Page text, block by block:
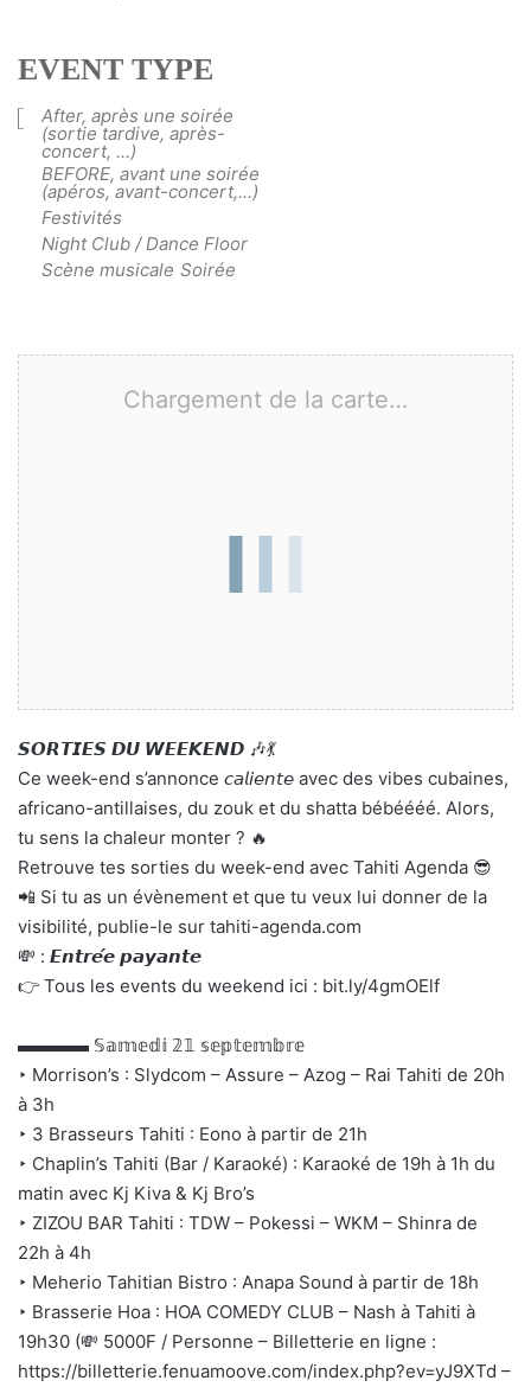
EVENT TYPE
After, après une soirée
(sortie tardive, après-
concert, ...)
BEFORE, avant une soirée
(apéros, avant-concert,...)
Festivités
Night Club / Dance Floor
Scène musicale Soirée
Chargement de la carte…
𝙎𝙊𝙍𝙏𝙄𝙀𝙎 𝘿𝙐 𝙒𝙀𝙀𝙆𝙀𝙉𝘿 🎶💃
Ce week-end s’annonce 𝘤𝘢𝘭𝘪𝘦𝘯𝘵𝘦 avec des vibes cubaines,
africano-antillaises, du zouk et du shatta bébéééé. Alors,
tu sens la chaleur monter ? 🔥
Retrouve tes sorties du week-end avec Tahiti Agenda 😎
📲 Si tu as un évènement et que tu veux lui donner de la
visibilité, publie-le sur tahiti-agenda.com
💸 : 𝙀𝙣𝙩𝙧𝙚́𝙚 𝙥𝙖𝙮𝙖𝙣𝙩𝙚
👉 Tous les events du weekend ici : bit.ly/4gmOElf
▬▬▬▬ 𝕊𝕒𝕞𝕖𝕕𝕚 𝟚𝟙 𝕤𝕖𝕡𝕥𝕖𝕞𝕓𝕣𝕖
‣ Morrison’s : Slydcom – Assure – Azog – Rai Tahiti de 20h
à 3h
‣ 3 Brasseurs Tahiti : Eono à partir de 21h
‣ Chaplin’s Tahiti (Bar / Karaoké) : Karaoké de 19h à 1h du
matin avec Kj Kiva & Kj Bro’s
‣ ZIZOU BAR Tahiti : TDW – Pokessi – WKM – Shinra de
22h à 4h
‣ Meherio Tahitian Bistro : Anapa Sound à partir de 18h
‣ Brasserie Hoa : HOA COMEDY CLUB – Nash à Tahiti à
19h30 (💸 5000F / Personne – Billetterie en ligne :
https://billetterie.fenuamoove.com/index.php?ev=yJ9XTd –